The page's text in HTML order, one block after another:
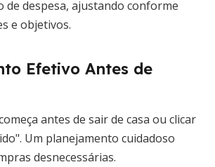
de despesa, ajustando conforme
e objetivos.
Efetivo Antes de
antes de sair de casa ou clicar
Um planejamento cuidadoso
desnecessárias.